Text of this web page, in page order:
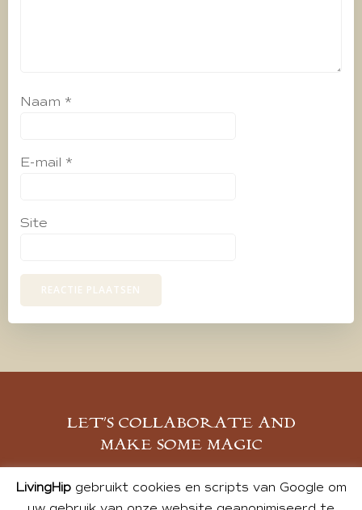
Naam *
E-mail *
Site
LET’S COLLABORATE AND
MAKE SOME MAGIC
MELD JE AAN
LivingHipgebruikt cookies en scripts van Google om